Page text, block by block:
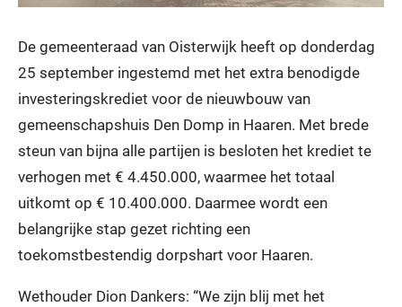
De gemeenteraad van Oisterwijk heeft op donderdag
25 september ingestemd met het extra benodigde
investeringskrediet voor de nieuwbouw van
gemeenschapshuis Den Domp in Haaren. Met brede
steun van bijna alle partijen is besloten het krediet te
verhogen met € 4.450.000, waarmee het totaal
uitkomt op € 10.400.000. Daarmee wordt een
belangrijke stap gezet richting een
toekomstbestendig dorpshart voor Haaren.
Wethouder Dion Dankers: “We zijn blij met het